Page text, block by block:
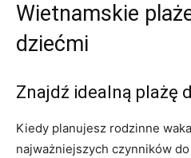
Wietnamskie⁣
dziećmi
Znajdź​ idealną plażę
Kiedy planujesz rodzinne
najważniejszych czynników